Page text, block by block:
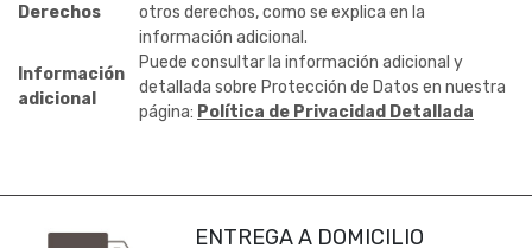
Derechos
otros derechos, como se explica en la
información adicional.
Información
adicional
Puede consultar la información adicional y
detallada sobre Protección de Datos en nuestra
página: Política de Privacidad Detallada
ENTREGA A DOMICILIO